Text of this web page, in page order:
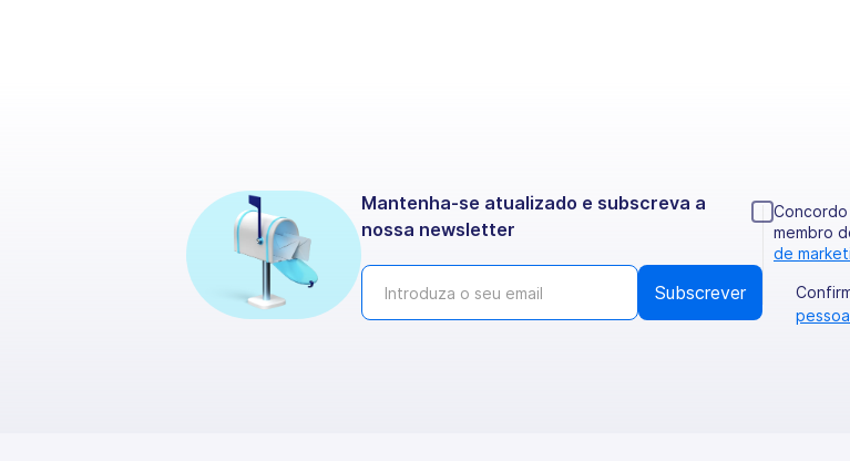
Mantenha-se atualizado e subscreva a
nossa newsletter
membro
de